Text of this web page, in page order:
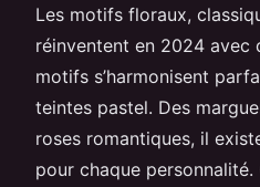
Les motifs floraux,
réinventent en 2024 avec
motifs s’harmonisent
teintes pastel. Des
roses romantiques, il
pour chaque